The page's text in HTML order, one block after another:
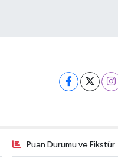
Puan Durumu ve Fikstür